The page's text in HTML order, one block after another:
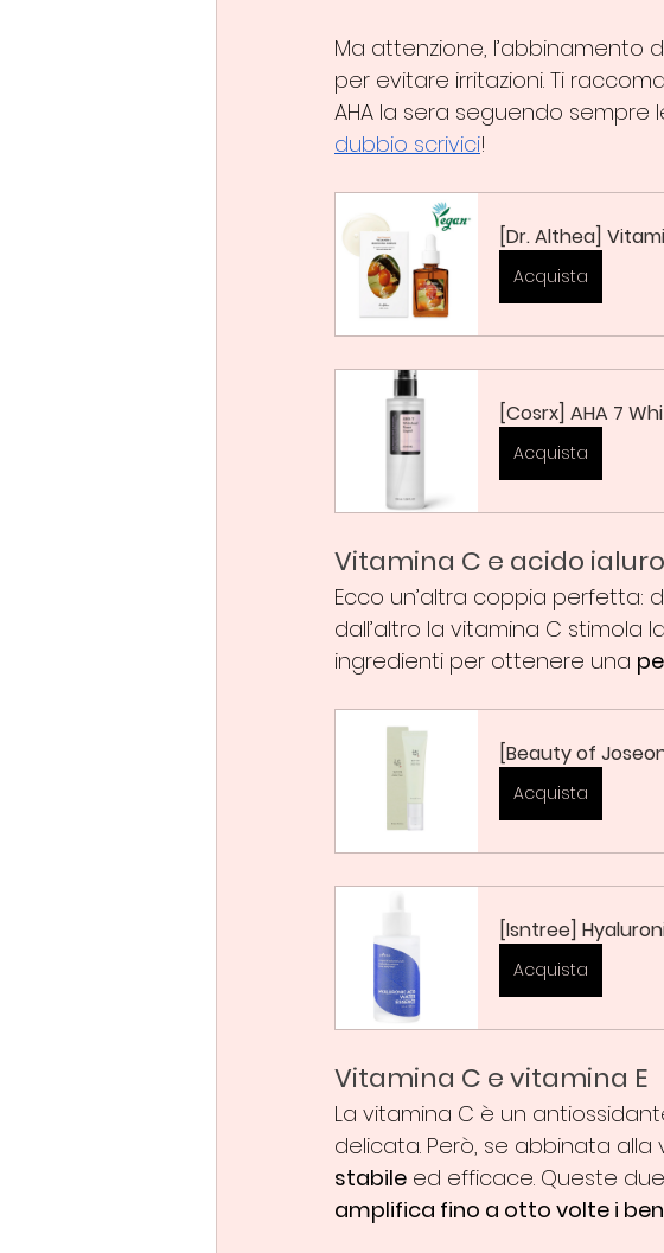
Ma attenzione, l’abbinamento
per evitare irritazioni. Ti
AHA la sera seguendo
dubbio scrivici!
[Dr. Althea]
Acquista
[Cosrx] AHA 7
Acquista
Vitamina C e acido
Ecco un’altra coppia perfetta:
dall’altro la vitamina C stimola
ingredienti per ottenere una
[Beauty of
Acquista
[Isntree]
Acquista
Vitamina C e vitamina E
La vitamina C è un
delicata. Però, se abbinata
stabile ed efficace. Queste
amplifica fino a otto volte i